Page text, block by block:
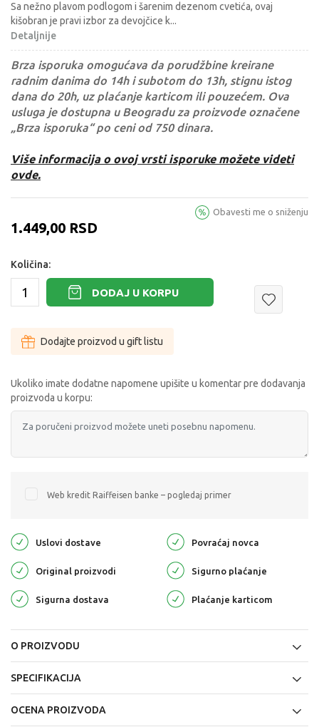
Sa nežno plavom podlogom i šarenim dezenom cvetića, ovaj
kišobran je pravi izbor za devojčice k...
Detaljnije
Brza isporuka omogućava da porudžbine kreirane
radnim danima do 14h i subotom do 13h, stignu istog
dana do 20h, uz plaćanje karticom ili pouzećem. Ova
usluga je dostupna u Beogradu za proizvode označene
„Brza isporuka“ po ceni od 750 dinara.
Više informacija o ovoj vrsti isporuke možete videti
ovde.
1.449,00 RSD
Obavesti me o sniženju
Količina:
DODAJ U KORPU
Dodajte proizvod u gift listu
Ukoliko imate dodatne napomene upišite u komentar pre dodavanja
proizvoda u korpu:
Web kredit Raiffeisen banke – pogledaj primer
Uslovi dostave Povraćaj novca
Original proizvodi Sigurno plaćanje
Sigurna dostava Plaćanje karticom
O PROIZVODU
SPECIFIKACIJA
OCENA PROIZVODA